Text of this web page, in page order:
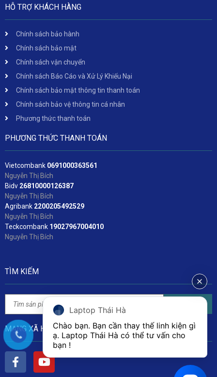
HỖ TRỢ KHÁCH HÀNG
Chính sách bảo hành
Chính sách bảo mật
Chính sách vận chuyển
Chính sách Báo Cáo và Xử Lý Khiếu Nại
Chính sách bảo mật thông tin thanh toán
Chính sách bảo vệ thông tin cá nhân
Phương thức thanh toán
PHƯƠNG THỨC THANH TOÁN
Vietcombank 0691000363561
Nguyễn Thị Bích
Bidv 26810000126387
Nguyễn Thị Bích
Agribank 2200205492529
Nguyễn Thị Bích
Teckcombank 19027967004010
Nguyễn Thị Bích
TÌM KIẾM
MẠNG XÃ HỘI
Laptop Thái Hà
Chào bạn. Bạn cần thay thế linh kiện gì
ạ. Laptop Thái Hà có thể tư vấn cho
bạn !